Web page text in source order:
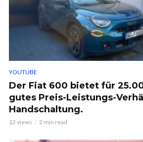
YOUTUBE
Der Fiat 600 bietet für
gutes Preis-Leistungs-
Handschaltung.
12 views 2 min read